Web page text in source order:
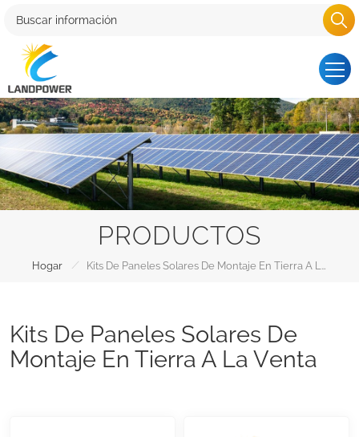
PRODUCTOS
Hogar /
Kits De Paneles Solares De
Montaje En Tierra A La Venta